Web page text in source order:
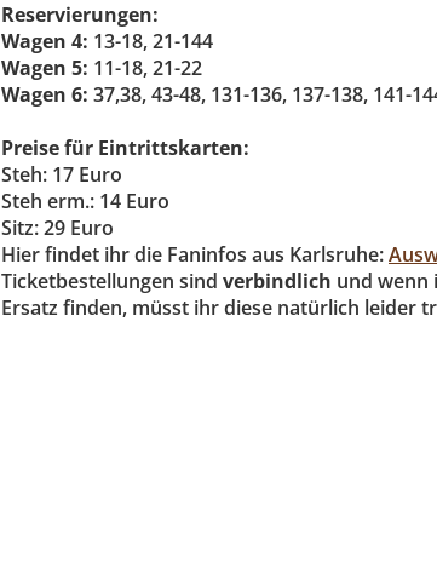
Reservierungen:
Wagen 4: 13-18, 21-144
Wagen 5: 11-18, 21-22
Wagen 6: 37,38, 43-48, 131-136, 137-138, 141-
Preise für Eintrittskarten:
Steh: 17 Euro
Steh erm.: 14 Euro
Sitz: 29 Euro
Hier findet ihr die Faninfos aus Karlsruhe:
Ticketbestellungen sind verbindlich und wenn
Ersatz finden, müsst ihr diese natürlich leider